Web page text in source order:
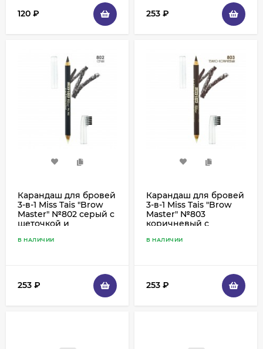
120 ₽ 253 ₽
Карандаш для бровей
3-в-1 Miss Tais "Brow
Master" №802 серый с
щеточкой и
В НАЛИЧИИ
253 ₽
Карандаш для бровей
3-в-1 Miss Tais "Brow
Master" №803
коричневый с
фиксирующим гелем
В НАЛИЧИИ
253 ₽